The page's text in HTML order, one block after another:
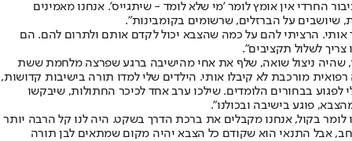
החרדי אין אומץ לומר 'מי שלא לומד - שיתגייס'. אנחנו מאמינים
שיושבים על הברזלים, שרשומים בקומבינות".
אותי. הרציתי להם על כמה שהצבא יכול לקדם אותם ולתרום להם. הם
לשלול תקציבים".
שהיה ניצול שואה, שלף את אחי מהישיבה ברגע שפרצה מלחמת ששת
מורכבת לא קיבלו אותי. הילדים שלי למדו תורה בישיבות קדושות,
ייכנס לעובי הקורה, ניתן לגייס לפחות 2,000 בחורים חרדים בכל שנה, גם בלי לפגוע בבחורים הלומדים. שילכו ערב אחד לכיכר החתולות, שיבקשו
פוגע בישיבה ובכולנו".
לומר בקול, אנחנו מקבלים את ברכת הדרך בשקט. היה לנו קל הרבה יותר
אבל התנאי הוא שקודם כל הצבא יהיה מקום שמתאים לבן תורה